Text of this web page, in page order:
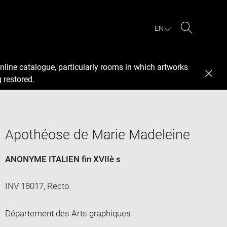
EN
catalogue, particularly rooms in which artworks
restored.
Apothéose de Marie Madeleine
ANONYME ITALIEN fin XVIIè s
INV 18017, Recto
Département des Arts graphiques